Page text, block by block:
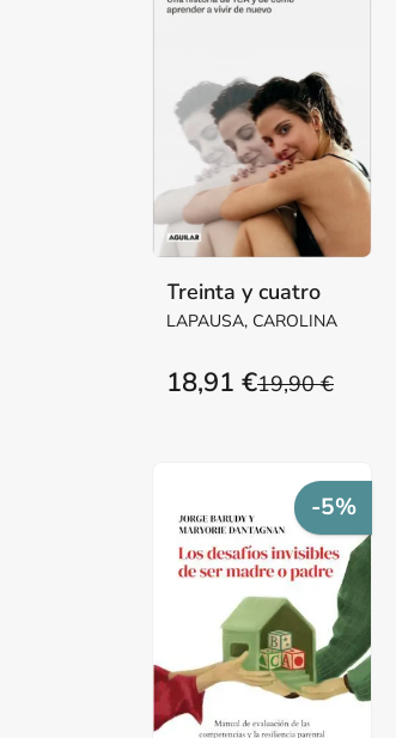
Treinta y cuatro
LAPAUSA, CAROLINA
19,90 €
18,91 €
-5%